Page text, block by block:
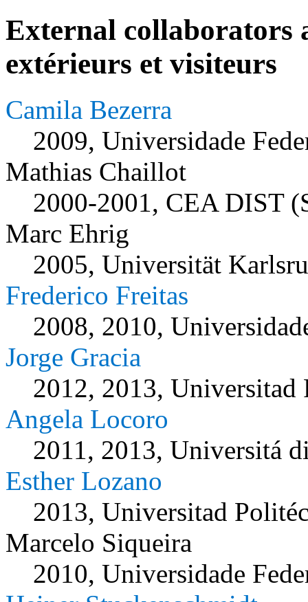
External collaborators
extérieurs et visiteurs
Camila Bezerra
2009, Universidade
Mathias Chaillot
2000-2001, CEA DIST
Marc Ehrig
2005, Universität
Frederico Freitas
2008, 2010,
Jorge Gracia
2012, 2013,
Angela Locoro
2011, 2013, Universitá
Esther Lozano
2013, Universitad
Marcelo Siqueira
2010, Universidade